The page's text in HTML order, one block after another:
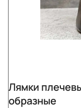
Лямки
образные